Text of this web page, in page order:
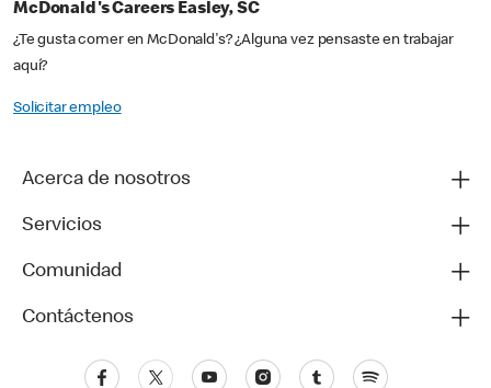
McDonald's Careers Easley, SC
¿Te gusta comer en McDonald's? ¿Alguna vez pensaste en trabajar
aquí?
Solicitar empleo
Acerca de nosotros
Servicios
Comunidad
Contáctenos